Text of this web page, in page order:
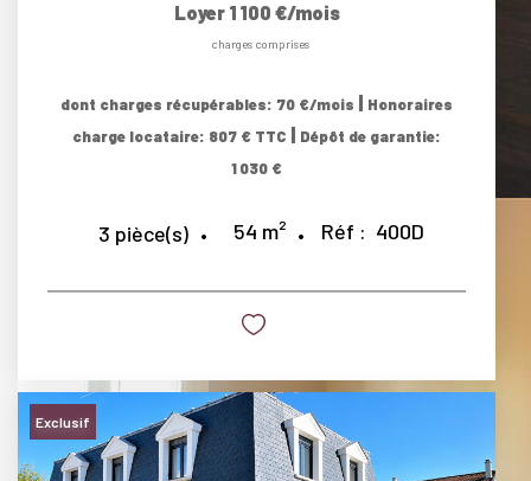
Loyer 1 100 €/mois
charges comprises
dont charges récupérables: 70 €/mois | Honoraires
charge locataire: 807 € TTC | Dépôt de garantie:
1 030 €
3 pièce(s) 54 m² Réf : 400D
Exclusif